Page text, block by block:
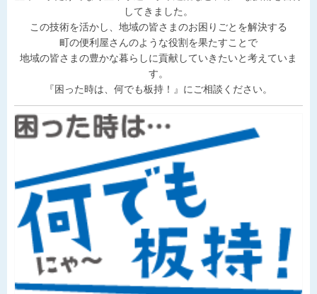
してきました。
この技術を活かし、地域の皆さまのお困りごとを解決する
町の便利屋さんのような役割を果たすことで
地域の皆さまの豊かな暮らしに貢献していきたいと考えていま
す。
『困った時は、何でも板持！』にご相談ください。